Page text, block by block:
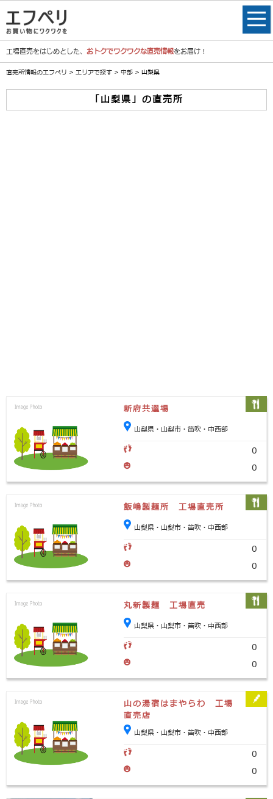
工場直売をはじめとした、 おトクでワクワクな直売情報をお届け！
直売所情報のエフペリ > エリアで探す > 中部 > 山梨県
「山梨県」の直売所
新府共選場
山梨県・山梨市・笛吹・中西部
0
0
飯嶋製麺所 工場直売所
山梨県・山梨市・笛吹・中西部
0
0
丸新製麺 工場直売
山梨県・山梨市・笛吹・中西部
0
0
山の湯宿はまやらわ 工場
直売店
山梨県・山梨市・笛吹・中西部
0
0